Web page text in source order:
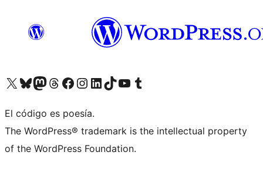
Visita nuestra cuenta de X (anteriormente Twitter)
Visita nuestra cuenta de Bluesky
Visita nuestra cuenta de Mastodon
Visita nuestra cuenta de Threads
Visita nuestra página de Facebook
Visita nuestra cuenta de Instagram
Visita nuestra cuenta de LinkedIn
Visita nuestra cuenta de TikTok
Visita nuestro canal de YouTube
Visita nuestra cuenta de Tumblr
El código es poesía.
The WordPress® trademark is the intellectual property
of the WordPress Foundation.